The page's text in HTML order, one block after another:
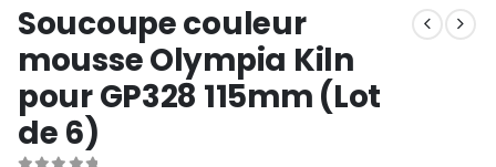
Soucoupe couleur
mousse Olympia Kiln
pour GP328 115mm (Lot
de 6)